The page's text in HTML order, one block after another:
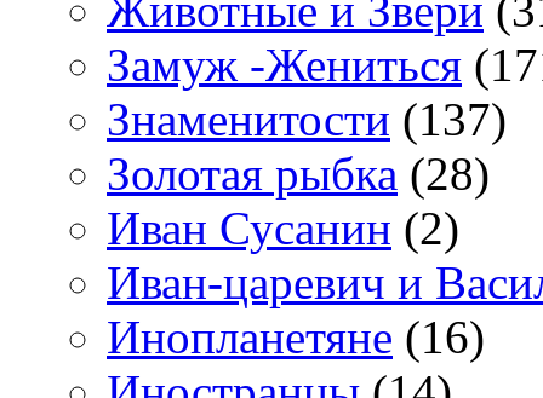
Замуж -Жениться
Знаменитости (137)
Золотая рыбка (28)
Иван Сусанин (2)
Иван-царевич и
Инопланетяне (16)